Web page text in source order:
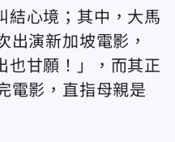
結心境；其中，大馬
出演新加坡電影，
也甘願！」，而其正
電影，直指母親是